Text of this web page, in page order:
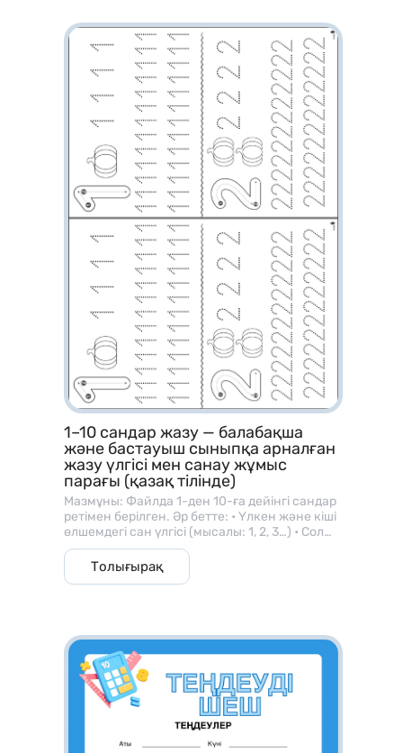
1–10 сандар жазу — балабақша
және бастауыш сыныпқа арналған
жазу үлгісі мен санау жұмыс
парағы (қазақ тілінде)
Мазмұны: Файлда 1-ден 10-ға дейінгі сандар
ретімен берілген. Әр бетте: • Үлкен және кіші
өлшемдегі сан үлгісі (мысалы: 1, 2, 3…) • Сол
санға сәйкес зат суреттері (алма, шар, гүл
және т.б.) • Балаларға арналған жазу
сызықтары, яғни сызық бойымен сандарды
үйрету; • Сан мен мөлшер ұғымын
байланыстыру; • Санау және көру арқылы
есте сақтау қабілетін жетілдіру.
Толығырақ